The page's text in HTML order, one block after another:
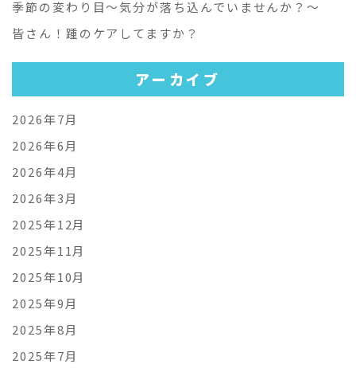
季節の変わり目～気分が落ち込んでいませんか？～
皆さん！踵のケアしてますか？
アーカイブ
2026年7月
2026年6月
2026年4月
2026年3月
2025年12月
2025年11月
2025年10月
2025年9月
2025年8月
2025年7月